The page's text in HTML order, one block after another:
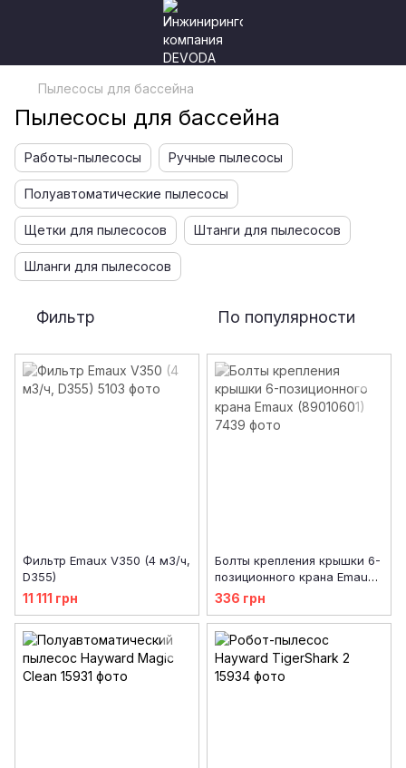
Пылесосы для бассейна
Пылесосы для бассейна
Работы-пылесосы Ручные пылесосы
Полуавтоматические пылесосы
Щетки для пылесосов Штанги для пылесосов
Шланги для пылесосов
Фильтр По популярности
Фильтр Emaux V350 (4 м3/ч,
D355)
11 111 грн
Болты крепления крышки 6-
позиционного крана Emaux
(89010601)
336 грн